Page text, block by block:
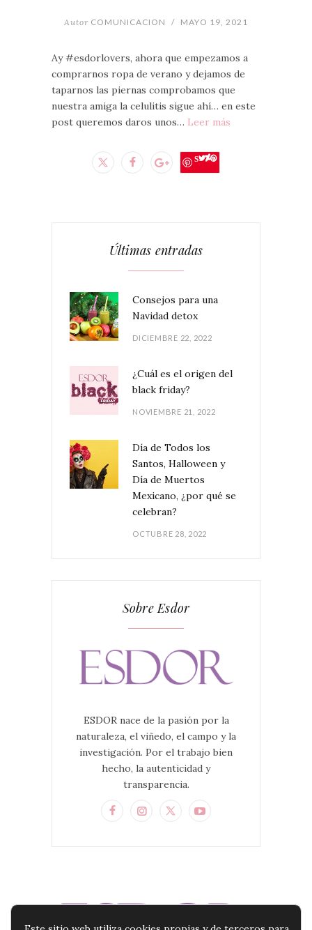
Autor COMUNICACION / MAYO 19, 2021
Ay #esdorlovers, ahora que empezamos a
comprarnos ropa de verano y dejamos de
taparnos las piernas comprobamos que
nuestra amiga la celulitis sigue ahí… en este
post queremos daros unos… Leer más
Save
Últimas entradas
Consejos para una
Navidad detox
DICIEMBRE 22, 2022
¿Cuál es el origen del
black friday?
NOVIEMBRE 21, 2022
Día de Todos los
Santos, Halloween y
Día de Muertos
Mexicano, ¿por qué se
celebran?
OCTUBRE 28, 2022
Sobre Esdor
ESDOR nace de la pasión por la
naturaleza, el viñedo, el campo y la
investigación. Por el trabajo bien
hecho, la autenticidad y
transparencia.